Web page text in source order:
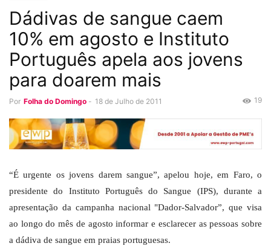
Dádivas de sangue caem
10% em agosto e Instituto
Português apela aos jovens
para doarem mais
Por Folha do Domingo - 18 de Julho de 2011 19
“É urgente os jovens darem sangue”, apelou hoje, em Faro, o
presidente do Instituto Português do Sangue (IPS), durante a
apresentação da campanha nacional "Dador-Salvador”, que visa
ao longo do mês de agosto informar e esclarecer as pessoas sobre
a dádiva de sangue em praias portuguesas.